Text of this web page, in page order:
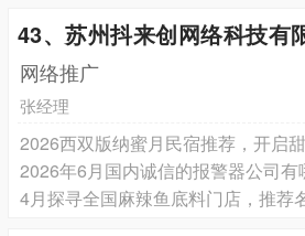
43、苏州抖来创网络科技有
网络推广
张经理